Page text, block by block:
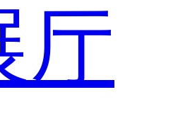
厅